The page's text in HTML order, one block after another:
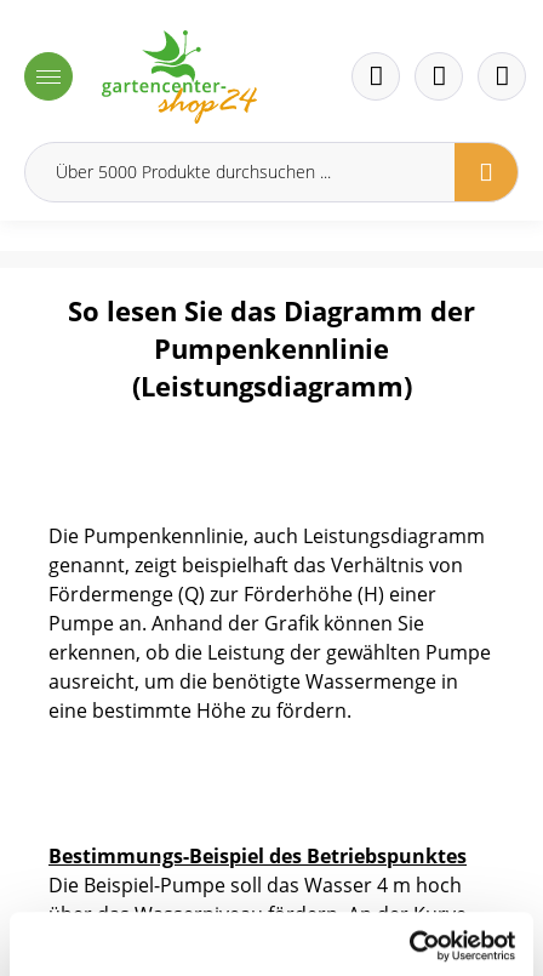
So lesen Sie das Diagramm der
Pumpenkennlinie
(Leistungsdiagramm)
Die Pumpenkennlinie, auch Leistungsdiagramm
genannt, zeigt beispielhaft das Verhältnis von
Fördermenge (Q) zur Förderhöhe (H) einer
Pumpe an. Anhand der Grafik können Sie
erkennen, ob die Leistung der gewählten Pumpe
ausreicht, um die benötigte Wassermenge in
eine bestimmte Höhe zu fördern.
Bestimmungs-Beispiel des Betriebspunktes
Die Beispiel-Pumpe soll das Wasser 4 m hoch
über das Wasserniveau fördern. An der Kurve
kann am Betriebspunkt abgelesen werden, dass